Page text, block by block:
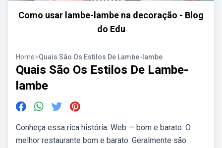
Como usar lambe-lambe na decoração - Blog
do Edu
Home>Quais São Os Estilos De Lambe-lambe
Quais São Os Estilos De Lambe-
lambe
Conheça essa rica história. Web — bom e barato. O
melhor restaurante bom e barato. Geralmente são